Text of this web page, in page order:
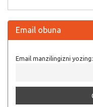
Email obuna
Email manzilingizni yozing: